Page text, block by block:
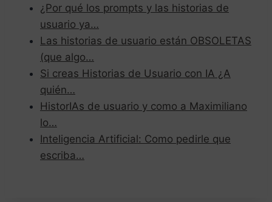
¿Por qué los prompts y las historias de
usuario ya…
Las historias de usuario están OBSOLETAS
(que algo…
Si creas Historias de Usuario con IA ¿A
quién…
HistorIAs de usuario y como a Maximiliano
lo…
Inteligencia Artificial: Como pedirle que
escriba…